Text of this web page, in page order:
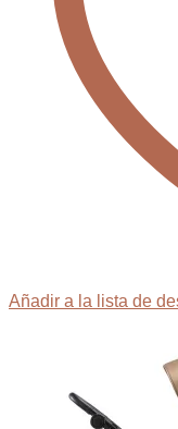
Añadir a la lista de